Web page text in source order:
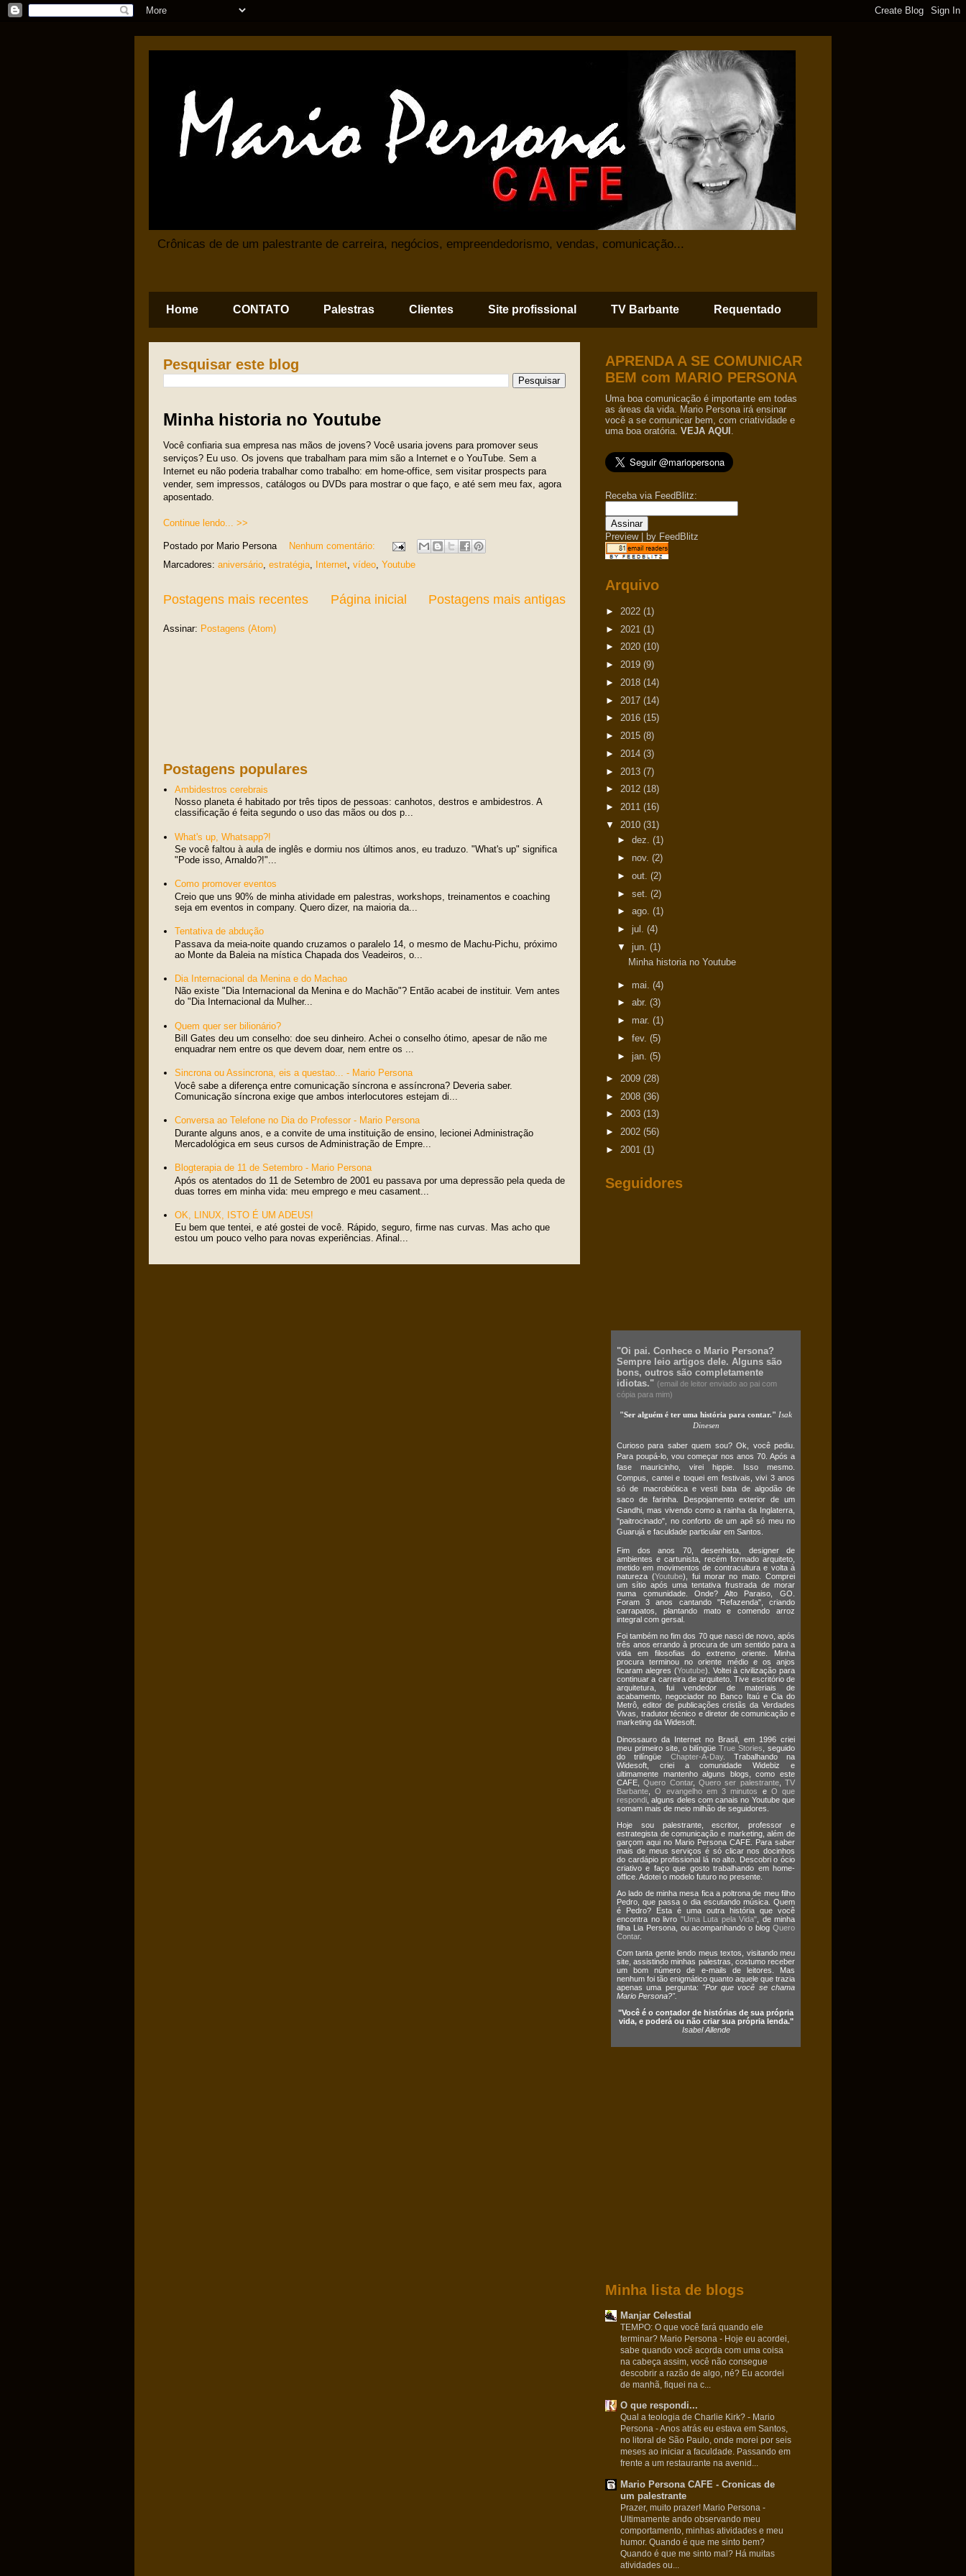
Crônicas de de um palestrante de carreira, negócios, empreendedorismo, vendas, comunicação...
Home CONTATO Palestras Clientes Site profissional TV Barbante Requentado
Pesquisar este blog
Minha historia no Youtube
Você confiaria sua empresa nas mãos de jovens? Você usaria jovens para promover seus
serviços? Eu uso. Os jovens que trabalham para mim são a Internet e o YouTube. Sem a
Internet eu não poderia trabalhar como trabalho: em home-office, sem visitar prospects para
vender, sem impressos, catálogos ou DVDs para mostrar o que faço, e até sem meu fax, agora
aposentado.
Continue lendo... >>
Postado por Mario Persona
Nenhum comentário:
Marcadores: aniversário, estratégia, Internet, vídeo, Youtube
Postagens mais recentes Postagens mais antigas
Página inicial
Assinar: Postagens (Atom)
Postagens populares
Ambidestros cerebrais
Nosso planeta é habitado por três tipos de pessoas: canhotos, destros e ambidestros. A
classificação é feita segundo o uso das mãos ou dos p...
What's up, Whatsapp?!
Se você faltou à aula de inglês e dormiu nos últimos anos, eu traduzo. "What's up" significa
"Pode isso, Arnaldo?!"...
Como promover eventos
Creio que uns 90% de minha atividade em palestras, workshops, treinamentos e coaching
seja em eventos in company. Quero dizer, na maioria da...
Tentativa de abdução
Passava da meia-noite quando cruzamos o paralelo 14, o mesmo de Machu-Pichu, próximo
ao Monte da Baleia na mística Chapada dos Veadeiros, o...
Dia Internacional da Menina e do Machao
Não existe "Dia Internacional da Menina e do Machão"? Então acabei de instituir. Vem antes
do "Dia Internacional da Mulher...
Quem quer ser bilionário?
Bill Gates deu um conselho: doe seu dinheiro. Achei o conselho ótimo, apesar de não me
enquadrar nem entre os que devem doar, nem entre os ...
Sincrona ou Assincrona, eis a questao... - Mario Persona
Você sabe a diferença entre comunicação síncrona e assíncrona? Deveria saber.
Comunicação síncrona exige que ambos interlocutores estejam di...
Conversa ao Telefone no Dia do Professor - Mario Persona
Durante alguns anos, e a convite de uma instituição de ensino, lecionei Administração
Mercadológica em seus cursos de Administração de Empre...
Blogterapia de 11 de Setembro - Mario Persona
Após os atentados do 11 de Setembro de 2001 eu passava por uma depressão pela queda de
duas torres em minha vida: meu emprego e meu casament...
OK, LINUX, ISTO É UM ADEUS!
Eu bem que tentei, e até gostei de você. Rápido, seguro, firme nas curvas. Mas acho que
estou um pouco velho para novas experiências. Afinal...
APRENDA A SE COMUNICAR
BEM com MARIO PERSONA
Uma boa comunicação é importante em todas
as áreas da vida. Mario Persona irá ensinar
você a se comunicar bem, com criatividade e
uma boa oratória. VEJA AQUI .
Receba via FeedBlitz:
Preview| by FeedBlitz
Arquivo
► 2022 (1)
► 2021 (1)
► 2020 (10)
► 2019 (9)
► 2018 (14)
► 2017 (14)
► 2016 (15)
► 2015 (8)
► 2014 (3)
► 2013 (7)
► 2012 (18)
► 2011 (16)
▼ 2010 (31)
► dez. (1)
► nov. (2)
► out. (2)
► set. (2)
► ago. (1)
► jul. (4)
▼ jun. (1)
Minha historia no Youtube
► mai. (4)
► abr. (3)
► mar. (1)
► fev. (5)
► jan. (5)
► 2009 (28)
► 2008 (36)
► 2003 (13)
► 2002 (56)
► 2001 (1)
Seguidores
"Oi pai. Conhece o Mario Persona?
Sempre leio artigos dele. Alguns são
bons, outros são completamente
idiotas." (email de leitor enviado ao pai com
cópia para mim)
"Ser alguém é ter uma história para contar." Isak
Dinesen
Curioso para saber quem sou? Ok, você pediu.
Para poupá-lo, vou começar nos anos 70. Após a
fase mauricinho, virei hippie. Isso mesmo.
Compus, cantei e toquei em festivais, vivi 3 anos
só de macrobiótica e vesti bata de algodão de
saco de farinha. Despojamento exterior de um
Gandhi, mas vivendo como a rainha da Inglaterra,
"paitrocinado", no conforto de um apê só meu no
Guarujá e faculdade particular em Santos.
Fim dos anos 70, desenhista, designer de
ambientes e cartunista, recém formado arquiteto,
metido em movimentos de contracultura e volta à
natureza (Youtube), fui morar no mato. Comprei
um sítio após uma tentativa frustrada de morar
numa comunidade. Onde? Alto Paraiso, GO.
Foram 3 anos cantando "Refazenda", criando
carrapatos, plantando mato e comendo arroz
integral com gersal.
Foi também no fim dos 70 que nasci de novo, após
três anos errando à procura de um sentido para a
vida em filosofias do extremo oriente. Minha
procura terminou no oriente médio e os anjos
ficaram alegres (Youtube). Voltei à civilização para
continuar a carreira de arquiteto. Tive escritório de
arquitetura, fui vendedor de materiais de
acabamento, negociador no Banco Itaú e Cia do
Metrô, editor de publicações cristãs da Verdades
Vivas, tradutor técnico e diretor de comunicação e
marketing da Widesoft.
Dinossauro da Internet no Brasil, em 1996 criei
meu primeiro site, o bilíngüeTrue Stories , seguido
do trilíngüe Chapter-A-Day. Trabalhando na
Widesoft, criei a comunidade Widebiz e
ultimamente mantenho alguns blogs, como este
CAFE,Quero Contar,Quero ser palestrante,TV
Barbante ,O evangelho em 3 minutos e O que
respondi , alguns deles com canais no Youtube que
somam mais de meio milhão de seguidores.
Hoje sou palestrante, escritor, professor e
estrategista de comunicação e marketing, além de
garçom aqui no Mario Persona CAFE. Para saber
mais de meus serviços é só clicar nos docinhos
do cardápio profissional lá no alto. Descobri o ócio
criativo e faço que gosto trabalhando em home-
office. Adotei o modelo futuro no presente.
Ao lado de minha mesa fica a poltrona de meu filho
Pedro, que passa o dia escutando música. Quem
é Pedro? Esta é uma outra história que você
encontra no livro "Uma Luta pela Vida" , de minha
filha Lia Persona, ou acompanhando o blog Quero
Contar.
Com tanta gente lendo meus textos, visitando meu
site, assistindo minhas palestras, costumo receber
um bom número de e-mails de leitores. Mas
nenhum foi tão enigmático quanto aquele que trazia
apenas uma pergunta: "Por que você se chama
Mario Persona?".
"Você é o contador de histórias de sua própria
vida, e poderá ou não criar sua própria lenda."
Isabel Allende
Minha lista de blogs
Manjar Celestial
TEMPO: O que você fará quando ele
terminar? Mario Persona - Hoje eu acordei,
sabe quando você acorda com uma coisa
na cabeça assim, você não consegue
descobrir a razão de algo, né? Eu acordei
de manhã, fiquei na c...
O que respondi...
Qual a teologia de Charlie Kirk? - Mario
Persona -Anos atrás eu estava em Santos,
no litoral de São Paulo, onde morei por seis
meses ao iniciar a faculdade. Passando em
frente a um restaurante na avenid...
Mario Persona CAFE - Cronicas de
um palestrante
Prazer, muito prazer! Mario Persona -
Ultimamente ando observando meu
comportamento, minhas atividades e meu
humor. Quando é que me sinto bem?
Quando é que me sinto mal? Há muitas
atividades ou...